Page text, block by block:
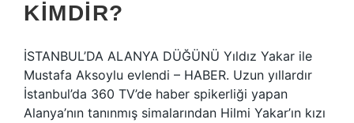
KIMDIR?
İSTANBUL’DA ALANYA DÜĞÜNÜ Yıldız Yakar ile
Mustafa Aksoylu evlendi – HABER. Uzun yıllardır
İstanbul’da 360 TV’de haber spikerliği yapan
Alanya’nın tanınmış simalarından Hilmi Yakar’ın kızı